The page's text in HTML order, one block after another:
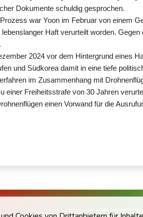
Dokumente schuldig gesprochen.
war Yoon im Februar von einem
Haft verurteilt worden.
2024 vor dem Hintergrund eines
und Südkorea damit in eine tiefe
im Zusammenhang mit
einer Freiheitsstrafe von 30 Jahren
einen Vorwand für die